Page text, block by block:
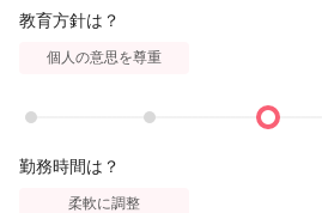
教育方針は？
個人の意思を尊重
勤務時間は？
柔軟に調整